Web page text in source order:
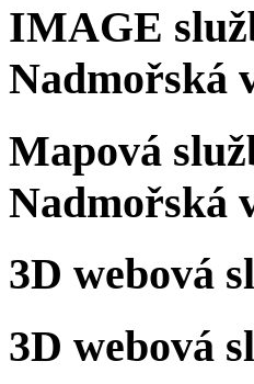
IMAGE
Nadmořská
Mapová
Nadmořská
3D webová
3D webová